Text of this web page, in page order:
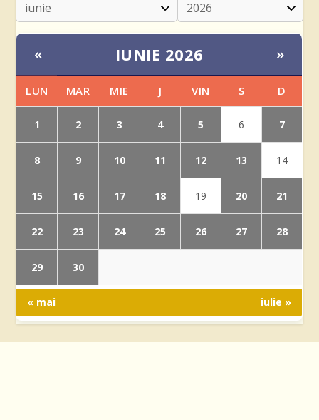
« IUNIE 2026 »
LUN MAR MIE J VIN S D
1 2 3 4 5 6 7
8 9 10 11 12 13 14
15 16 17 18 19 20 21
22 23 24 25 26 27 28
29 30
« mai iulie »